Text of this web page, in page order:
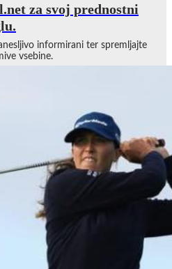
za svoj prednostni
informirani ter spremljajte
vsebine.